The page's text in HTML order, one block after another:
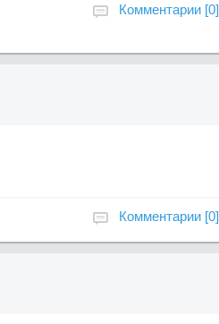
Комментарии [0]
Комментарии [0]